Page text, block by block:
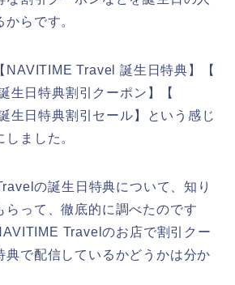
らです。
NAVITIME Travel 誕生日特典】【
生日特典割引クーポン】【
生日特典割引セール】という感じ
ました。
の誕生日特典について、知り
らって、徹底的に調べたのです
Travelのお店で割引クー
典で配信しているかどうかは分か